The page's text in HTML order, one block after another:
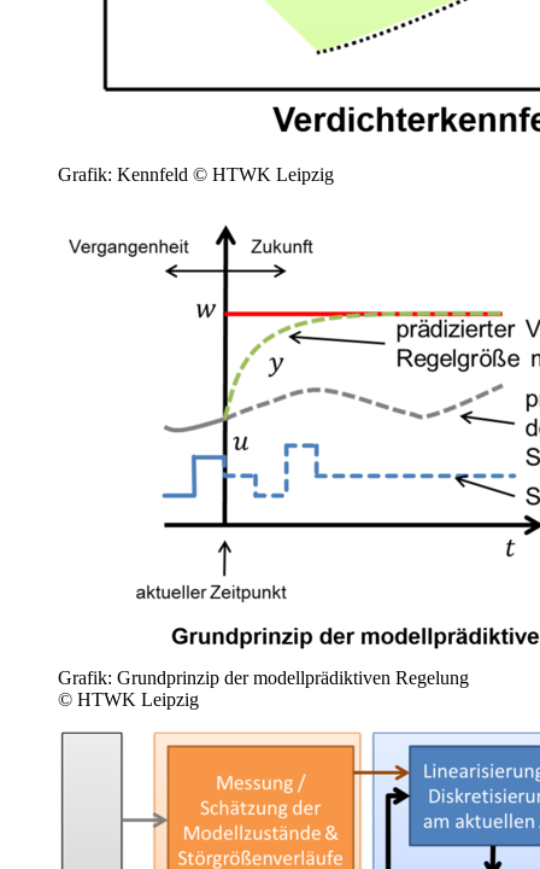
Grafik: Kennfeld © HTWK Leipzig
Grafik: Grundprinzip der modellprädiktiven Regelung
© HTWK Leipzig